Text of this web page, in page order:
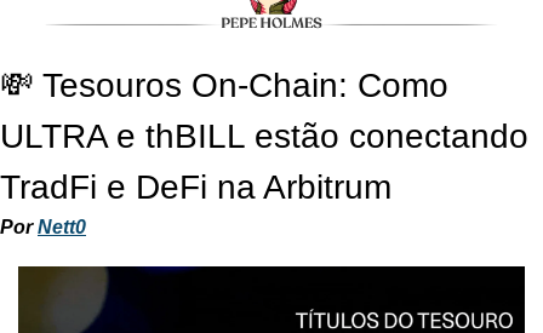
💸 Tesouros On-Chain: Como
ULTRA e thBILL estão conectando
TradFi e DeFi na Arbitrum
Por Nett0